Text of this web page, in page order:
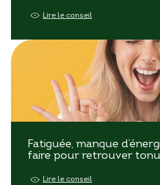
Lire le conseil
Fatiguée, manque
faire pour retrouver
Lire le conseil